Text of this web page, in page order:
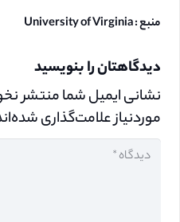
منبع : University of Virginia
دیدگاهتان را بنویسید
نشانی ایمیل شما منتشر
موردنیاز علامت‌گذاری